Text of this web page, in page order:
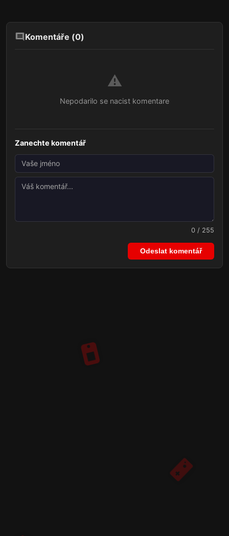
Komentáře (0)
⚠️
Nepodarilo se nacist komentare
Zanechte komentář
0 / 255
Odeslat komentář